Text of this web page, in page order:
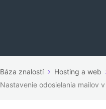
Báza znalostí Hosting a web
Nastavenie odosielania mailov